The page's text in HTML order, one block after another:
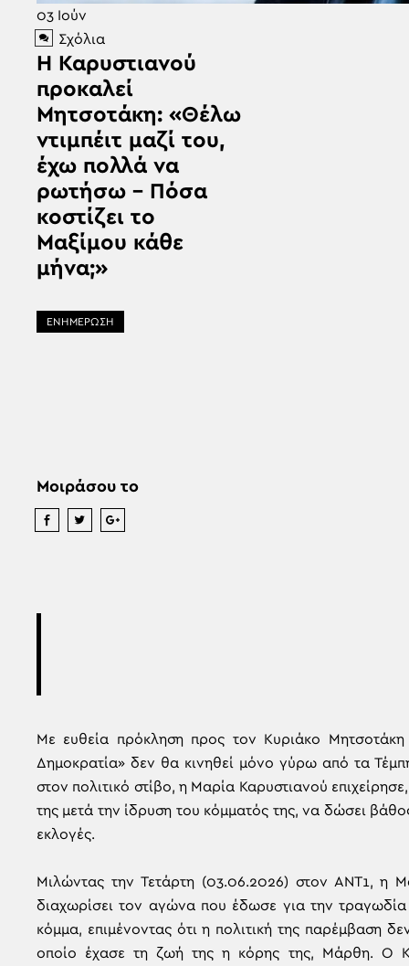
03 Ιούν
Σχόλια
Η Καρυστιανού
προκαλεί
Μητσοτάκη: «Θέλω
ντιμπέιτ μαζί του,
έχω πολλά να
ρωτήσω – Πόσα
κοστίζει το
Μαξίμου κάθε
μήνα;»
ΕΝΗΜΕΡΩΣΗ
Μοιράσου το
Με ευθεία πρόκληση προς τον Κυριάκο
Δημοκρατία» δεν θα κινηθεί μόνο γύρω από τα
στον πολιτικό στίβο, η Μαρία Καρυστιανού
της μετά την ίδρυση του κόμματός της, να δώσει
εκλογές.
Μιλώντας την Τετάρτη (03.06.2026) στον ΑΝΤ1, η
διαχωρίσει τον αγώνα που έδωσε για την
κόμμα, επιμένοντας ότι η πολιτική της παρέμβαση
οποίο έχασε τη ζωή της η κόρης της, Μάρθη. Ο